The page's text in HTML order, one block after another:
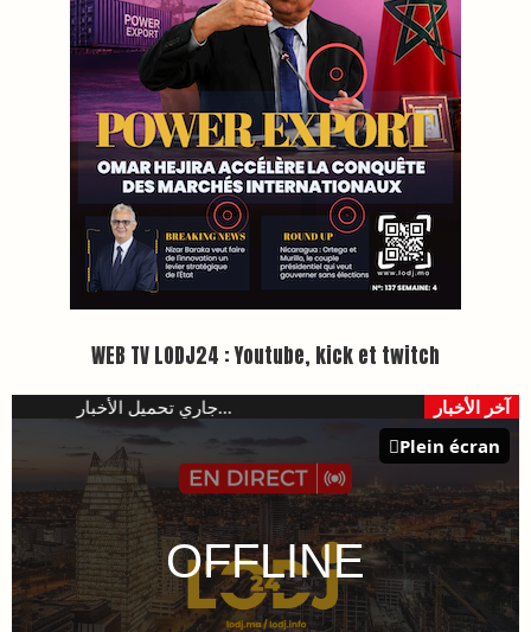
WEB TV LODJ24 : Youtube, kick et twitch
آخر الأخبار
جاري تحميل الأخبار...
Plein écran